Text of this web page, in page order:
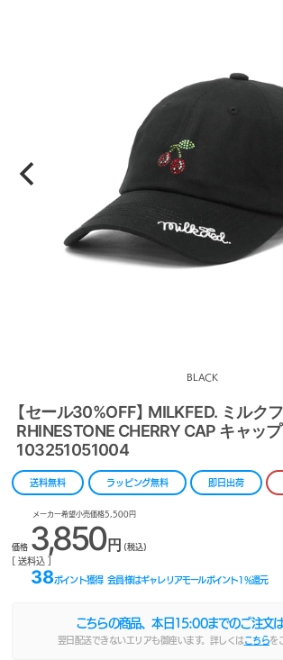
BLACK
【セール30%OFF】 MILKFED. ミルク
RHINESTONE CHERRY CAP キャップ
103251051004
送料無料 ラッピング無料 即日出荷
メーカー希望小売価格5,500円
価格 3,850円 (税込)
[ 送料込 ]
38ポイント獲得 会員様はギャレリアモールポイント1 %還元
こちらの商品、本日 15:00までのご注文
翌日配送できないエリアも御座います。詳しくは こちらを